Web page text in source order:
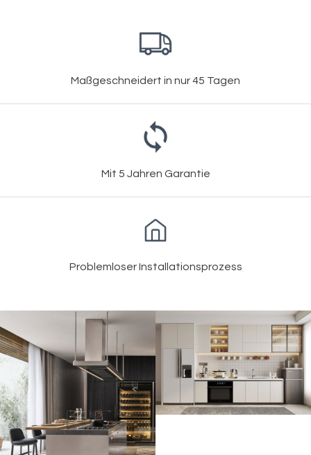
Maßgeschneidert in nur 45 Tagen
Mit 5 Jahren Garantie
Problemloser Installationsprozess